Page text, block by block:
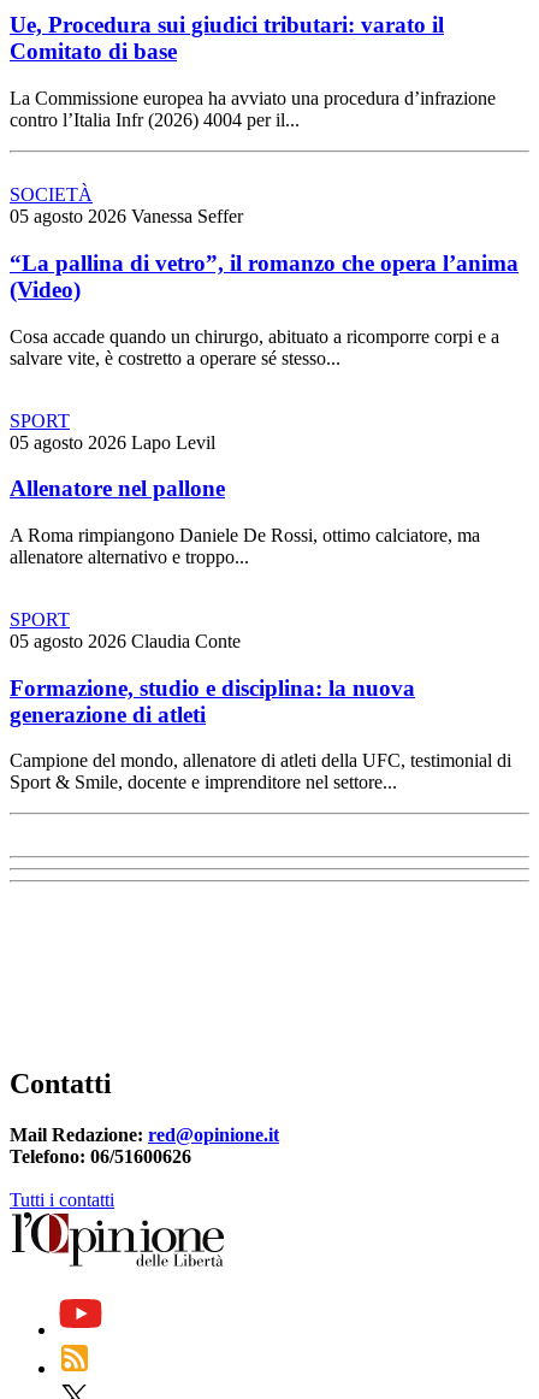
Ue, Procedura sui giudici tributari: varato il
Comitato di base
La Commissione europea ha avviato una procedura d’infrazione
contro l’Italia Infr (2026) 4004 per il...
SOCIETÀ
05 agosto 2026 Vanessa Seffer
“La pallina di vetro”, il romanzo che opera l’anima
(Video)
Cosa accade quando un chirurgo, abituato a ricomporre corpi e a
salvare vite, è costretto a operare sé stesso...
SPORT
05 agosto 2026 Lapo Levil
Allenatore nel pallone
A Roma rimpiangono Daniele De Rossi, ottimo calciatore, ma
allenatore alternativo e troppo...
SPORT
05 agosto 2026 Claudia Conte
Formazione, studio e disciplina: la nuova
generazione di atleti
Campione del mondo, allenatore di atleti della UFC, testimonial di
Sport & Smile, docente e imprenditore nel settore...
Contatti
Mail Redazione: red@opinione.it
Telefono: 06/51600626
Tutti i contatti